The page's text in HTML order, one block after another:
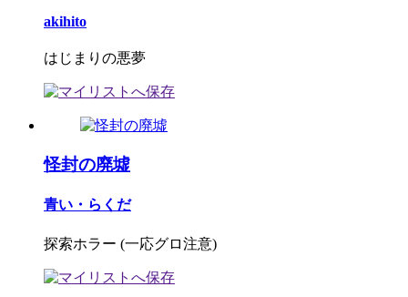
akihito
はじまりの悪夢
怪封の廃墟
青い・らくだ
探索ホラー (一応グロ注意)